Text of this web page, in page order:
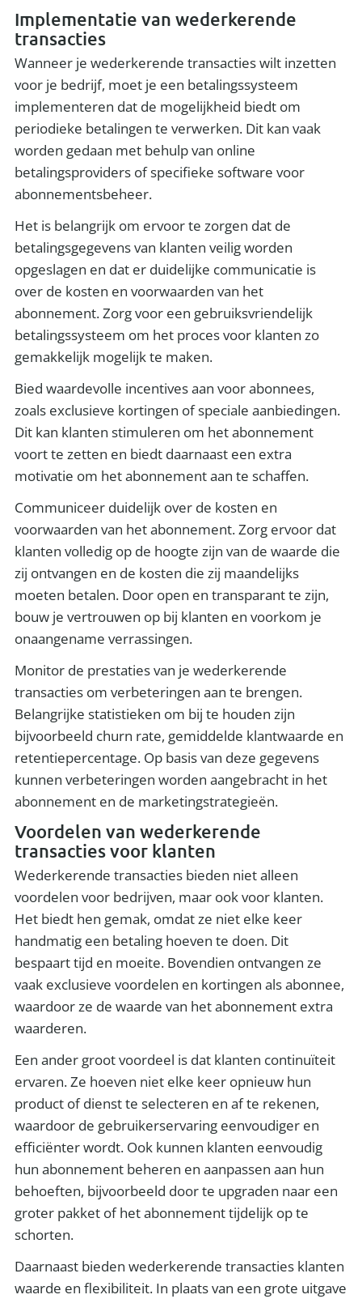
Implementatie van wederkerende
transacties
Wanneer je wederkerende transacties wilt inzetten
voor je bedrijf, moet je een betalingssysteem
implementeren dat de mogelijkheid biedt om
periodieke betalingen te verwerken. Dit kan vaak
worden gedaan met behulp van online
betalingsproviders of specifieke software voor
abonnementsbeheer.
Het is belangrijk om ervoor te zorgen dat de
betalingsgegevens van klanten veilig worden
opgeslagen en dat er duidelijke communicatie is
over de kosten en voorwaarden van het
abonnement. Zorg voor een gebruiksvriendelijk
betalingssysteem om het proces voor klanten zo
gemakkelijk mogelijk te maken.
Bied waardevolle incentives aan voor abonnees,
zoals exclusieve kortingen of speciale aanbiedingen.
Dit kan klanten stimuleren om het abonnement
voort te zetten en biedt daarnaast een extra
motivatie om het abonnement aan te schaffen.
Communiceer duidelijk over de kosten en
voorwaarden van het abonnement. Zorg ervoor dat
klanten volledig op de hoogte zijn van de waarde die
zij ontvangen en de kosten die zij maandelijks
moeten betalen. Door open en transparant te zijn,
bouw je vertrouwen op bij klanten en voorkom je
onaangename verrassingen.
Monitor de prestaties van je wederkerende
transacties om verbeteringen aan te brengen.
Belangrijke statistieken om bij te houden zijn
bijvoorbeeld churn rate, gemiddelde klantwaarde en
retentiepercentage. Op basis van deze gegevens
kunnen verbeteringen worden aangebracht in het
abonnement en de marketingstrategieën.
Voordelen van wederkerende
transacties voor klanten
Wederkerende transacties bieden niet alleen
voordelen voor bedrijven, maar ook voor klanten.
Het biedt hen gemak, omdat ze niet elke keer
handmatig een betaling hoeven te doen. Dit
bespaart tijd en moeite. Bovendien ontvangen ze
vaak exclusieve voordelen en kortingen als abonnee,
waardoor ze de waarde van het abonnement extra
waarderen.
Een ander groot voordeel is dat klanten continuïteit
ervaren. Ze hoeven niet elke keer opnieuw hun
product of dienst te selecteren en af te rekenen,
waardoor de gebruikerservaring eenvoudiger en
efficiënter wordt. Ook kunnen klanten eenvoudig
hun abonnement beheren en aanpassen aan hun
behoeften, bijvoorbeeld door te upgraden naar een
groter pakket of het abonnement tijdelijk op te
schorten.
Daarnaast bieden wederkerende transacties klanten
waarde en flexibiliteit. In plaats van een grote uitgave